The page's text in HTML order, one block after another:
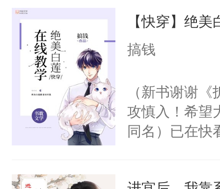
来，给老公
用力——为你
【快穿】绝
搞钱
（新书谢谢
攻慎入！希望
同名）已在快